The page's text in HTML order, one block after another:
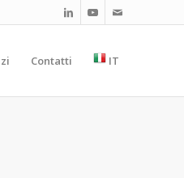
Contatti IT